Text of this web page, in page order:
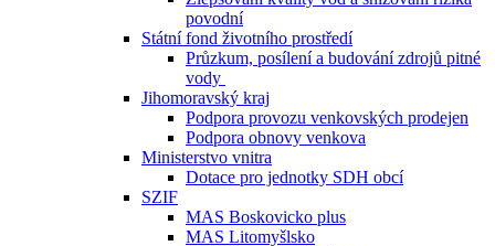
povodní
Státní fond životního prostředí
Průzkum, posílení a budování zdrojů pitné
vody
Jihomoravský kraj
Podpora provozu venkovských prodejen
Podpora obnovy venkova
Ministerstvo vnitra
Dotace pro jednotky SDH obcí
SZIF
MAS Boskovicko plus
MAS Litomyšlsko